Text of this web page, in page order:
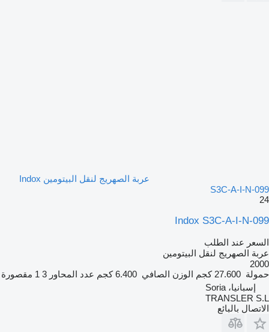
عربة الصهريج لنقل البيتومين Indox
S3C-A-I-N-099
24
Indox S3C-A-I-N-099
السعر عند الطلب
عربة الصهريج لنقل البيتومين
2000
حمولة 27.600 كجم الوزن الصافي 6.400 كجم عدد المحاور 3 1 مقصورة
إسبانيا، Soria
TRANSLER S.L
الاتصال بالبائع